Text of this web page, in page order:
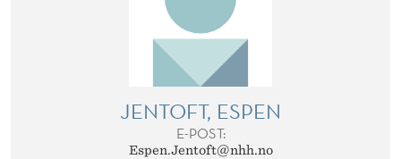
JENTOFT, ESPEN
E-POST:
Espen.Jentoft@nhh.no